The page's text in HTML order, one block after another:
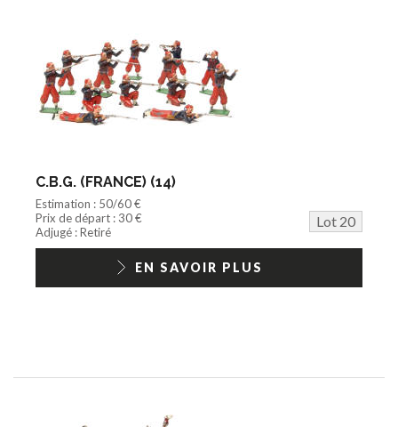
C.B.G. (FRANCE) (14)
Estimation : 50/60 €
Prix de départ : 30 €
Lot 20
Adjugé : Retiré
EN SAVOIR PLUS